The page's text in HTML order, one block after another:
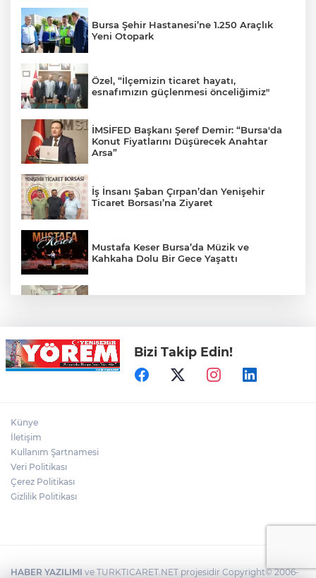
Bursa Şehir Hastanesi’ne 1.250 Araçlık
Yeni Otopark
Özel, “İlçemizin ticaret hayatı,
esnafımızın güçlenmesi önceliğimiz"
İMSİFED Başkanı Şeref Demir: “Bursa'da
Konut Fiyatlarını Düşürecek Anahtar
Arsa”
İş İnsanı Şaban Çırpan’dan Yenişehir
Ticaret Borsası’na Ziyaret
Mustafa Keser Bursa’da Müzik ve
Kahkaha Dolu Bir Gece Yaşattı
YTSO’dan Yenişehir Şoförler ve
Otomobilciler Odası’na Ziyaret
Bizi Takip Edin!
Künye
İletişim
Kullanım Şartnamesi
Veri Politikası
Çerez Politikası
Gizlilik Politikası
HABER YAZILIMI ve TURKTICARET.NET projesidir Copyright© 2006-